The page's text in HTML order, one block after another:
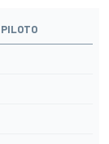
PILOTO